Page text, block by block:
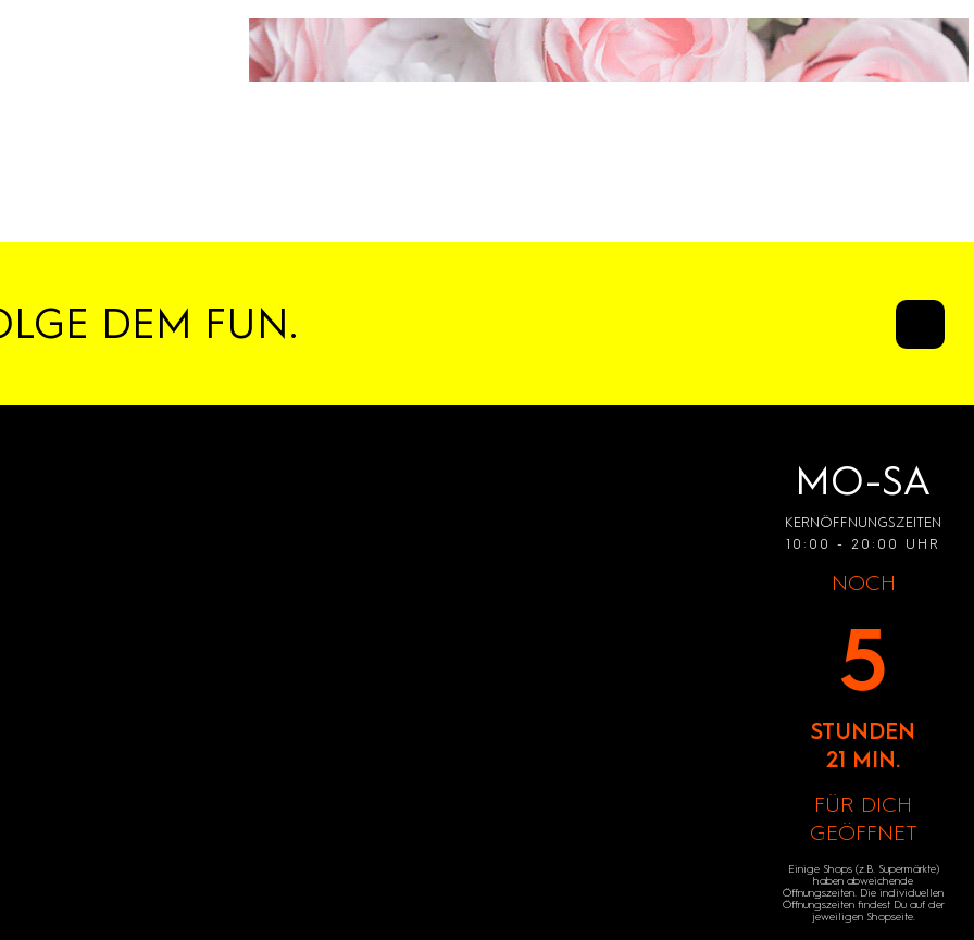
DEM FUN.
MO-SA
KERNÖFFNUNGSZEITEN
10:00 - 20:00 UHR
NOCH
5
STUNDEN
21 MIN.
FÜR DICH
GEÖFFNET
Einige Shops (z.B. Supermärkte)
haben abweichende
Öffnungszeiten. Die individuellen
Öffnungszeiten findest Du auf der
jeweiligen Shopseite.